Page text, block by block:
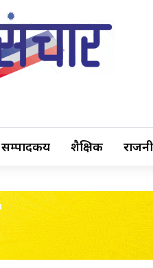
सम्पादकीय शैक्षिक